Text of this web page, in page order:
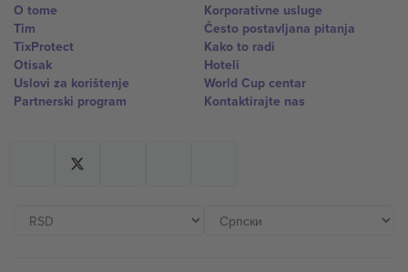
O tome
Tim
TixProtect
Otisak
Uslovi za korištenje
Partnerski program
Korporativne usluge
Često postavljana pitanja
Kako to radi
Hoteli
World Cup centar
Kontaktirajte nas